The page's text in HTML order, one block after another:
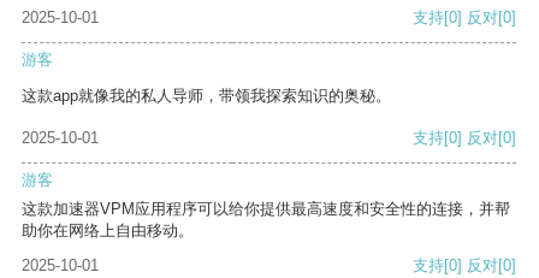
2025-10-01 支持[0] 反对[0]
游客
这款app就像我的私人导师，带领我探索知识的奥秘。
2025-10-01 支持[0] 反对[0]
游客
这款加速器VPM应用程序可以给你提供最高速度和安全性的连接，并帮
助你在网络上自由移动。
2025-10-01
支持[0] 反对[0]